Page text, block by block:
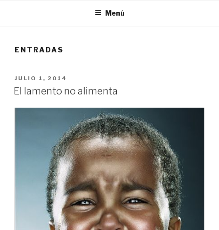
Menú
ENTRADAS
PUBLICADO
EL
JULIO 1, 2014
El lamento no alimenta